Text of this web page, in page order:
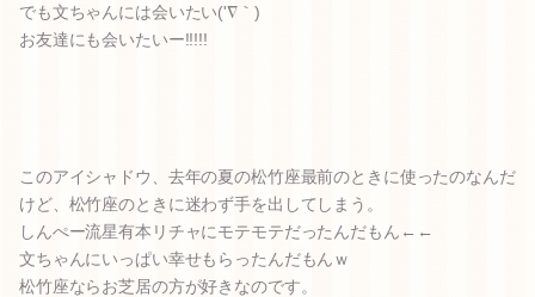
でも文ちゃんには会いたい('∇｀)
お友達にも会いたいー!!!!!
このアイシャドウ、去年の夏の松竹座最前のときに使ったのなんだ
けど、松竹座のときに迷わず手を出してしまう。
しんぺー流星有本リチャにモテモテだったんだもん←←
文ちゃんにいっぱい幸せもらったんだもんｗ
松竹座ならお芝居の方が好きなのです。